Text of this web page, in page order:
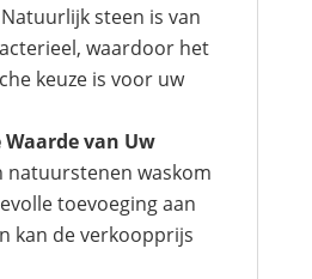
Natuurlijk steen is van
waardoor het
keuze is voor uw
van Uw
natuurstenen waskom
toevoeging aan
kan de verkoopprijs